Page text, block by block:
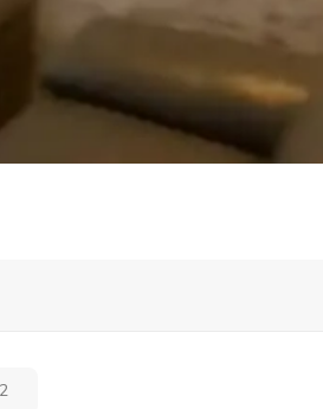
2